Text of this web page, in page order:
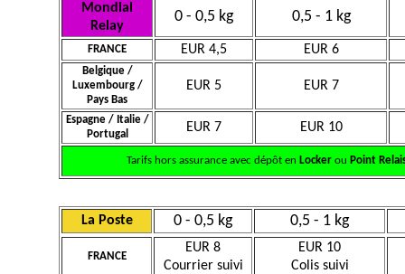
Mondial
Relay
0 - 0,5 kg 0,5 - 1 kg
FRANCE EUR 4,5 EUR 6
Belgique /
Luxembourg /
Pays Bas
EUR 5 EUR 7
Espagne / Italie /
Portugal
EUR 7 EUR 10
Tarifs hors assurance avec dépôt en Lockerou Point
La Poste 0 - 0,5 kg 0,5 - 1 kg
FRANCE
EUR 8
Courrier suivi
EUR 10
Colis suivi